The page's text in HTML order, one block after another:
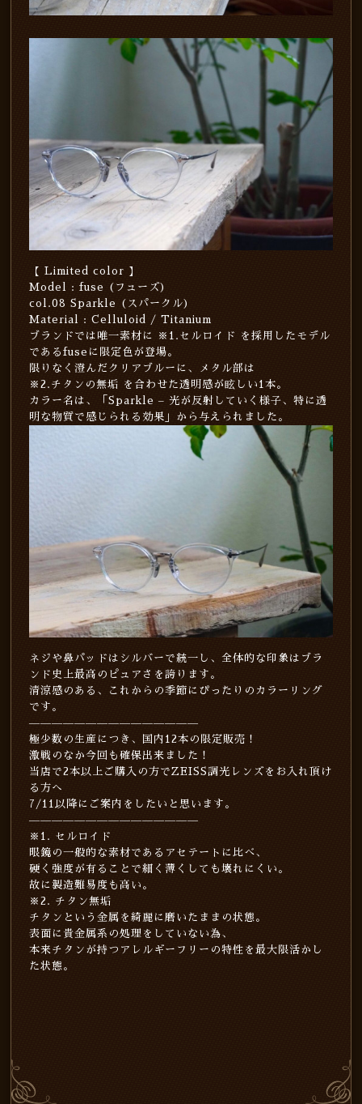
【 Limited color 】
Model : fuse (フューズ)
col.08 Sparkle (スパークル)
Material : Celluloid / Titanium
ブランドでは唯一素材に ※1.セルロイド を採用したモデル
であるfuseに限定色が登場。
限りなく澄んだクリアブルーに、メタル部は
※2.チタンの無垢 を合わせた透明感が眩しい1本。
カラー名は、「Sparkle – 光が反射していく様子、特に透
明な物質で感じられる効果」から与えられました。
ネジや鼻パッドはシルバーで統一し、全体的な印象はブラ
ンド史上最高のピュアさを誇ります。
清涼感のある、これからの季節にぴったりのカラーリング
です。
———————————————
極少数の生産につき、国内12本の限定販売！
激戦のなか今回も確保出来ました！
当店で2本以上ご購入の方でZEISS調光レンズをお入れ頂け
る方へ
7/11以降にご案内をしたいと思います。
———————————————
※1. セルロイド
眼鏡の一般的な素材であるアセテートに比べ、
硬く強度が有ることで細く薄くしても壊れにくい。
故に製造難易度も高い。
※2. チタン無垢
チタンという金属を綺麗に磨いたままの状態。
表面に貴金属系の処理をしていない為、
本来チタンが持つアレルギーフリーの特性を最大限活かし
た状態。